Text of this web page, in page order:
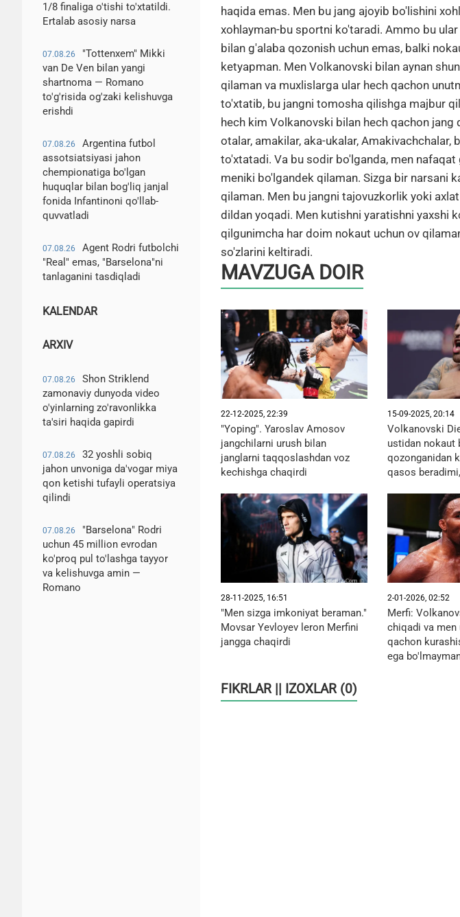
1/8 finaliga o'tishi to'xtatildi.
Ertalab asosiy narsa
07.08.26
"Tottenxem" Mikki
van De Ven bilan yangi
shartnoma — Romano
to'g'risida og'zaki kelishuvga
erishdi
07.08.26
Argentina futbol
assotsiatsiyasi jahon
chempionatiga bo'lgan
huquqlar bilan bog'liq janjal
fonida Infantinoni qo'llab-
quvvatladi
07.08.26
Agent Rodri futbolchi
"Real" emas, "Barselona"ni
tanlaganini tasdiqladi
KALENDAR
ARXIV
07.08.26
Shon Striklend
zamonaviy dunyoda video
o'yinlarning zo'ravonlikka
ta'siri haqida gapirdi
07.08.26
32 yoshli sobiq
jahon unvoniga da'vogar miya
qon ketishi tufayli operatsiya
qilindi
07.08.26
"Barselona" Rodri
uchun 45 million evrodan
ko'proq pul to'lashga tayyor
va kelishuvga amin —
Romano
haqida emas. Men bu jang ajoyib bo'lishini
xohlayman-bu sportni ko'taradi. Ammo bu
bilan g'alaba qozonish uchun emas, balki
ketyapman. Men Volkanovski bilan aynan
qilaman va muxlislarga ular hech qachon
to'xtatib, bu jangni tomosha qilishga majbur
hech kim Volkanovski bilan hech qachon
otalar, amakilar, aka-ukalar,
to'xtatadi. Va bu sodir bo'lganda, men
meniki bo'lgandek qilaman. Sizga bir narsani
qilaman. Men bu jangni tajovuzkorlik yoki
dildan yoqadi. Men kutishni yaratishni yaxshi
qilgunimcha har doim nokaut uchun ov
so'zlarini keltiradi.
MAVZUGA DOIR
22-12-2025, 22:39
"Yoping". Yaroslav Amosov
jangchilarni urush bilan
janglarni taqqoslashdan voz
kechishga chaqirdi
15-09-2025, 20:14
Volkanovski
ustidan nokaut
qozonganidan
qasos
28-11-2025, 16:51
"Men sizga imkoniyat beraman."
Movsar Yevloyev leron Merfini
jangga chaqirdi
2-01-2026, 02:52
Merfi:
chiqadi va men
qachon
ega
FIKRLAR || IZOXLAR (0)